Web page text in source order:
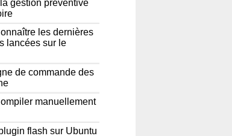
gestion préventive
les dernières
lancées sur le
de commande des
manuellement
flash sur Ubuntu